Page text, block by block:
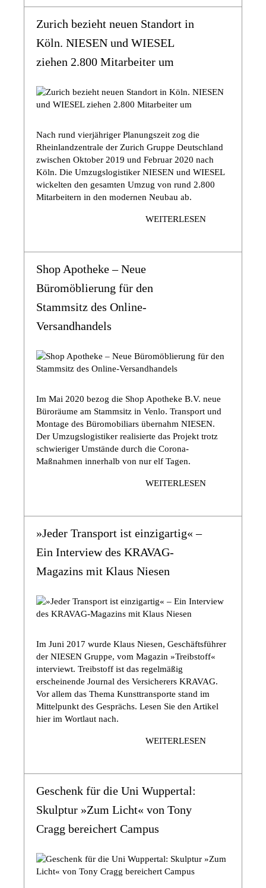
Zurich bezieht neuen Standort in
Köln. NIESEN und WIESEL
ziehen 2.800 Mitarbeiter um
Nach rund vierjähriger Planungszeit zog die
Rheinlandzentrale der Zurich Gruppe Deutschland
zwischen Oktober 2019 und Februar 2020 nach
Köln. Die Umzugslogistiker NIESEN und WIESEL
wickelten den gesamten Umzug von rund 2.800
Mitarbeitern in den modernen Neubau ab.
WEITERLESEN
Shop Apotheke – Neue
Büromöblierung für den
Stammsitz des Online-
Versandhandels
Im Mai 2020 bezog die Shop Apotheke B.V. neue
Büroräume am Stammsitz in Venlo. Transport und
Montage des Büromobiliars übernahm NIESEN.
Der Umzugslogistiker realisierte das Projekt trotz
schwieriger Umstände durch die Corona-
Maßnahmen innerhalb von nur elf Tagen.
WEITERLESEN
»Jeder Transport ist einzigartig« –
Ein Interview des KRAVAG-
Magazins mit Klaus Niesen
Im Juni 2017 wurde Klaus Niesen, Geschäftsführer
der NIESEN Gruppe, vom Magazin »Treibstoff«
interviewt. Treibstoff ist das regelmäßig
erscheinende Journal des Versicherers KRAVAG.
Vor allem das Thema Kunsttransporte stand im
Mittelpunkt des Gesprächs. Lesen Sie den Artikel
hier im Wortlaut nach.
WEITERLESEN
Geschenk für die Uni Wuppertal:
Skulptur »Zum Licht« von Tony
Cragg bereichert Campus